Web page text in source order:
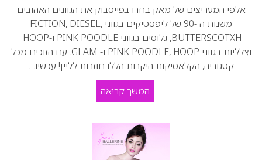
אלפי המעריצים של מאק בחרו בפייסבוק את הגוונים האהובים
משנות ה -90 של ליפסטיקים בגווני FICTION, DIESEL,
וצלליות בגווני PINK POODLE, HOOP ו- GLAM. עם הזוכים מכל
קטגוריה, הקלאסיקות היקרות הללו חוזרות לליין! עכשיו…
המשך קריאה